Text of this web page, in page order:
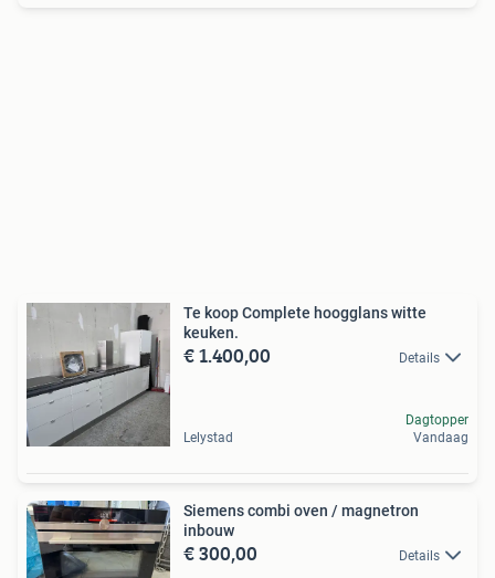
Te koop Complete hoogglans witte
keuken.
€ 1.400,00 Details
Lelystad
Dagtopper
Vandaag
Siemens combi oven / magnetron
inbouw
€ 300,00 Details